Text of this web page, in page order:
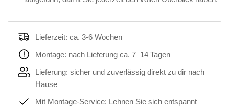
Lieferzeit: ca. 3-6 Wochen
Montage: nach Lieferung ca. 7–14 Tagen
Lieferung: sicher und zuverlässig direkt zu dir nach
Hause
Mit Montage-Service: Lehnen Sie sich entspannt